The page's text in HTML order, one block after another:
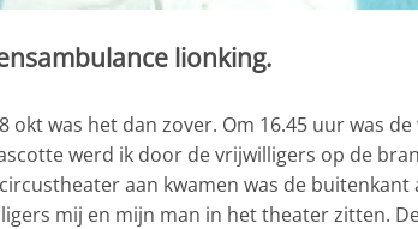
lionking.
okt was het dan zover. Om 16.45 uur was
werd ik door de vrijwilligers op de
aan kwamen was de
mij en mijn man in het theater zitten.